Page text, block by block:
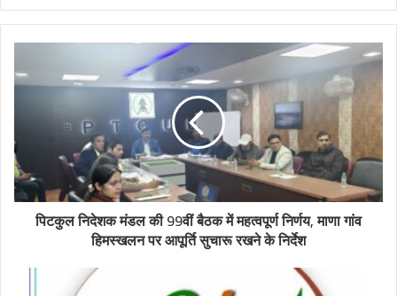
पिटकुल निदेशक मंडल की 99वीं बैठक में महत्वपूर्ण निर्णय, माणा गांव
हिमस्खलन पर आपूर्ति सुचारू रखने के निर्देश